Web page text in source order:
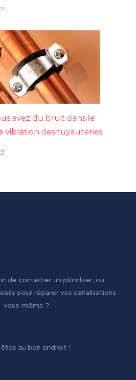
avez du bruit dans le
vibration des tuyauteries
de contacter un plombier, ou
pour réparer vos canalisations
vous-même ?
êtes au bon endroit !